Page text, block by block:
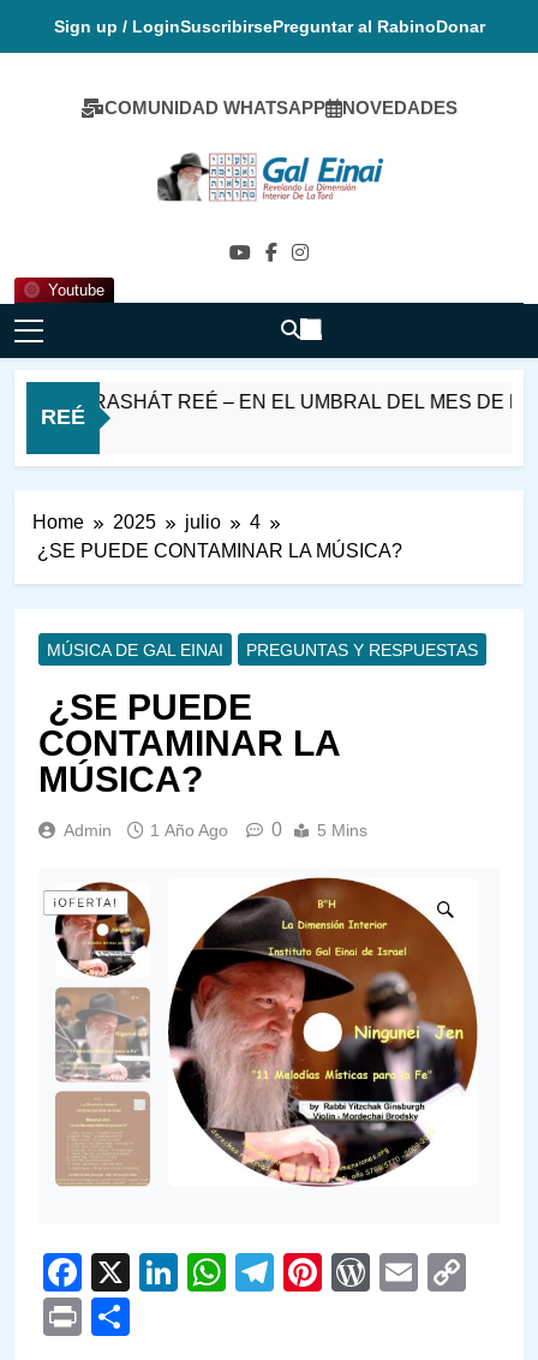
Sign up / LoginSuscribirsePreguntar al RabinoDonar
COMUNIDAD WHATSAPP NOVEDADES
Youtube
Gal Einai En
REÉ
PARASHÁT REÉ – EN EL UMBRAL DEL MES DE ELUL
Home 2025 julio
4
¿SE PUEDE CONTAMINAR LA MÚSICA?
MÚSICA DE GAL EINAI PREGUNTAS Y RESPUESTAS
¿SE PUEDE
CONTAMINAR LA
MÚSICA?
Admin 1 Año Ago 0 5 Mins
Facebook
X LinkedIn
WhatsApp
Telegram
PinterestEmail
Print